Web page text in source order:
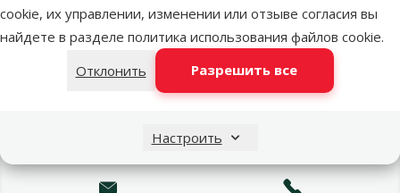
cookie, их управлении, изменении или отзыве согласия вы
найдете в разделе политика использования файлов cookie.
Отклонить
Разрешить все
Настроить
Более 40 магазинов в Латвии